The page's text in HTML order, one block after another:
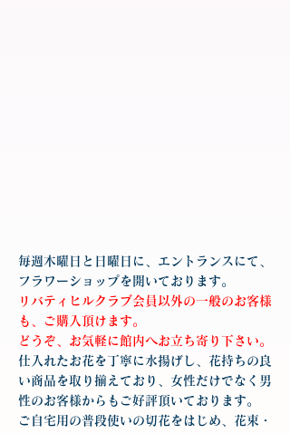
毎週木曜日と日曜日に、エントランスにて、
フラワーショップを開いております。
リバティヒルクラブ会員以外の一般のお客様
も、ご購入頂けます。
どうぞ、お気軽に館内へお立ち寄り下さい。
仕入れたお花を丁寧に水揚げし、花持ちの良
い商品を取り揃えており、女性だけでなく男
性のお客様からもご好評頂いております。
ご自宅用の普段使いの切花をはじめ、花束・